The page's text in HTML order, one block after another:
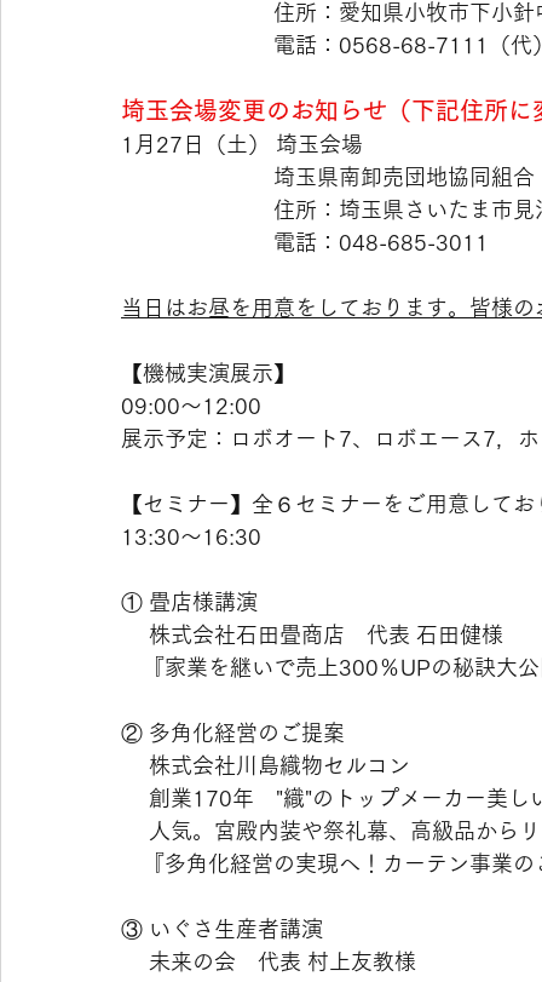
住所：愛知県小牧市下小針中
電話：0568-68-7111（代
埼玉会場変更のお知らせ（下記住所に
1月27日（土） 埼玉会場
埼玉県南卸売団地協同組合
住所：埼玉県さいたま市見沼
電話：048-685-3011
当日はお昼を用意をしております。皆様
【機械実演展示】
09:00～12:00
展示予定：ロボオート7、ロボエース7，
【セミナー】全６セミナーをご用意して
13:30～16:30
① 畳店様講演
株式会社石田畳商店　代表 石田健様
『家業を継いで売上300％UPの秘訣大
② 多角化経営のご提案
株式会社川島織物セルコン
創業170年　"織"のトップメーカー美し
人気。宮殿内装や祭礼幕、高級品から
『多角化経営の実現へ！カーテン事業の
③ いぐさ生産者講演
未来の会　代表 村上友教様